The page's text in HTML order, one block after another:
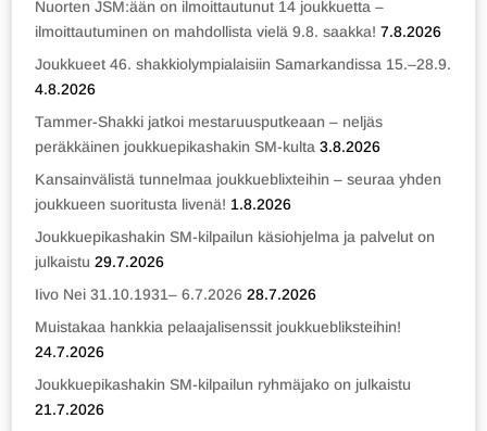
Nuorten JSM:ään on ilmoittautunut 14 joukkuetta –
ilmoittautuminen on mahdollista vielä 9.8. saakka! 7.8.2026
Joukkueet 46. shakkiolympialaisiin Samarkandissa 15.–28.9.
4.8.2026
Tammer-Shakki jatkoi mestaruusputkeaan – neljäs
peräkkäinen joukkuepikashakin SM-kulta 3.8.2026
Kansainvälistä tunnelmaa joukkueblixteihin – seuraa yhden
joukkueen suoritusta livenä! 1.8.2026
Joukkuepikashakin SM-kilpailun käsiohjelma ja palvelut on
julkaistu 29.7.2026
Iivo Nei 31.10.1931– 6.7.2026 28.7.2026
Muistakaa hankkia pelaajalisenssit joukkuebliksteihin!
24.7.2026
Joukkuepikashakin SM-kilpailun ryhmäjako on julkaistu
21.7.2026